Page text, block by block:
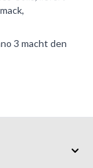
3 macht den